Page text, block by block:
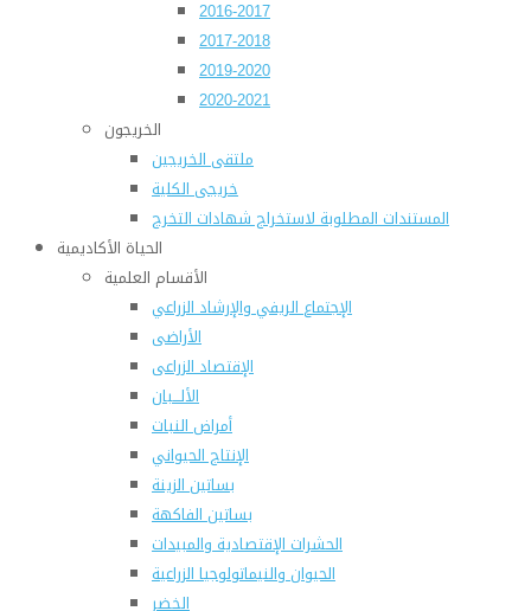
2016-2017
2017-2018
2019-2020
2020-2021
الخريجون
ملتقى الخريجين
خريجى الكلية
المستندات المطلوبة لاستخراج شهادات التخرج
الحياة الأكاديمية
الأقسام العلمية
الإجتماع الريفي والإرشاد الزراعي
الأراضى
الإقتصاد الزراعى
الألـــبان
أمراض النبات
الإنتاج الحيواني
بساتين الزينة
بساتين الفاكهة
الحشرات الإقتصادية والمبيدات
الحيوان والنيماتولوجيا الزراعية
الخضر